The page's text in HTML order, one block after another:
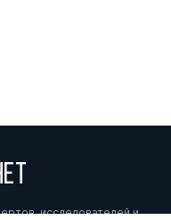
исследователей и